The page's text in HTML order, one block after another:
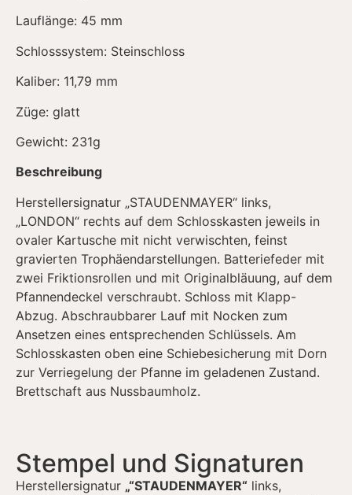
Lauflänge: 45 mm
Schlosssystem: Steinschloss
Kaliber: 11,79 mm
Züge: glatt
Gewicht: 231g
Beschreibung
Herstellersignatur „STAUDENMAYER“ links,
„LONDON“ rechts auf dem Schlosskasten jeweils in
ovaler Kartusche mit nicht verwischten, feinst
gravierten Trophäendarstellungen. Batteriefeder mit
zwei Friktionsrollen und mit Originalbläuung, auf dem
Pfannendeckel verschraubt. Schloss mit Klapp-
Abzug. Abschraubbarer Lauf mit Nocken zum
Ansetzen eines entsprechenden Schlüssels. Am
Schlosskasten oben eine Schiebesicherung mit Dorn
zur Verriegelung der Pfanne im geladenen Zustand.
Brettschaft aus Nussbaumholz.
Stempel und Signaturen
Herstellersignatur „“STAUDENMAYER“ links,